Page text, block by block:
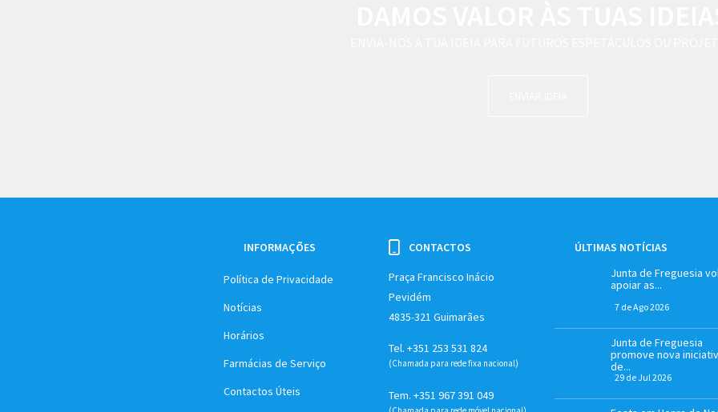
INFORMAÇÕES
Política de Privacidade
Notícias
Horários
Farmácias de Serviço
Contactos Úteis
CONTACTOS
Praça Francisco Inácio
Pevidém
4835-321 Guimarães
Tel. +351 253 531 824
(Chamada para rede fixa nacional)
Tem. +351 967 391 049
ÚLTIMAS NOTÍCIAS
Junta de Freguesia
apoiar as...
7 de Ago 2026
Junta de Freguesia
promove nova
de...
29 de Jul 2026